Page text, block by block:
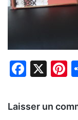
X
Laisser un